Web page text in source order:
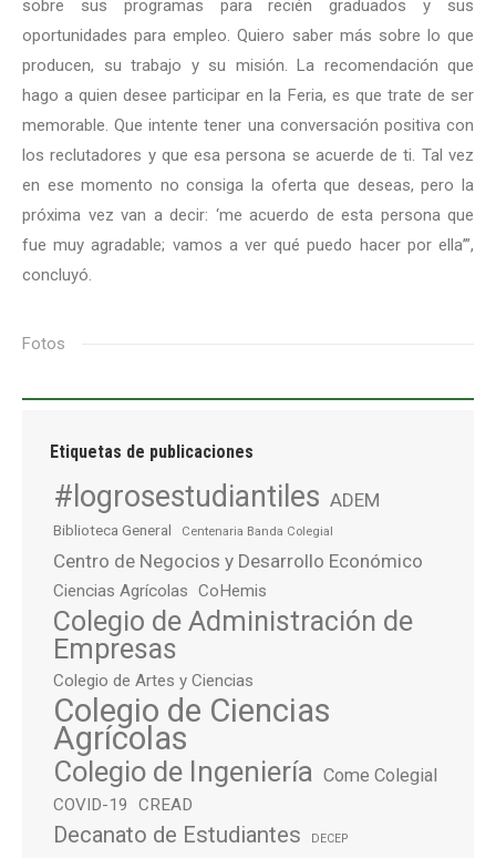
sobre sus programas para recién graduados y sus
oportunidades para empleo. Quiero saber más sobre lo que
producen, su trabajo y su misión. La recomendación que
hago a quien desee participar en la Feria, es que trate de ser
memorable. Que intente tener una conversación positiva con
los reclutadores y que esa persona se acuerde de ti. Tal vez
en ese momento no consiga la oferta que deseas, pero la
próxima vez van a decir: ‘me acuerdo de esta persona que
fue muy agradable; vamos a ver qué puedo hacer por ella’”,
concluyó.
Fotos
Etiquetas de publicaciones
#logrosestudiantiles ADEM
Biblioteca General Centenaria Banda Colegial
Centro de Negocios y Desarrollo Económico
Ciencias Agrícolas CoHemis
Colegio de Administración de
Empresas
Colegio de Artes y Ciencias
Colegio de Ciencias
Agrícolas
Colegio de Ingeniería Come Colegial
COVID-19 CREAD
Decanato de Estudiantes DECEP